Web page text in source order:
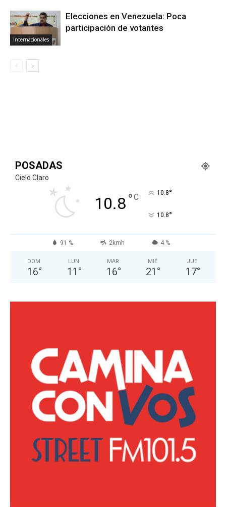
Internacionales
Elecciones en Venezuela: Poca
participación de votantes
POSADAS
Cielo Claro
10.8°C 10.8°
10.8°
91 % 2kmh 4 %
DOM
16°
LUN
11 °
MAR
16°
MIÉ
21 °
JUE
17°